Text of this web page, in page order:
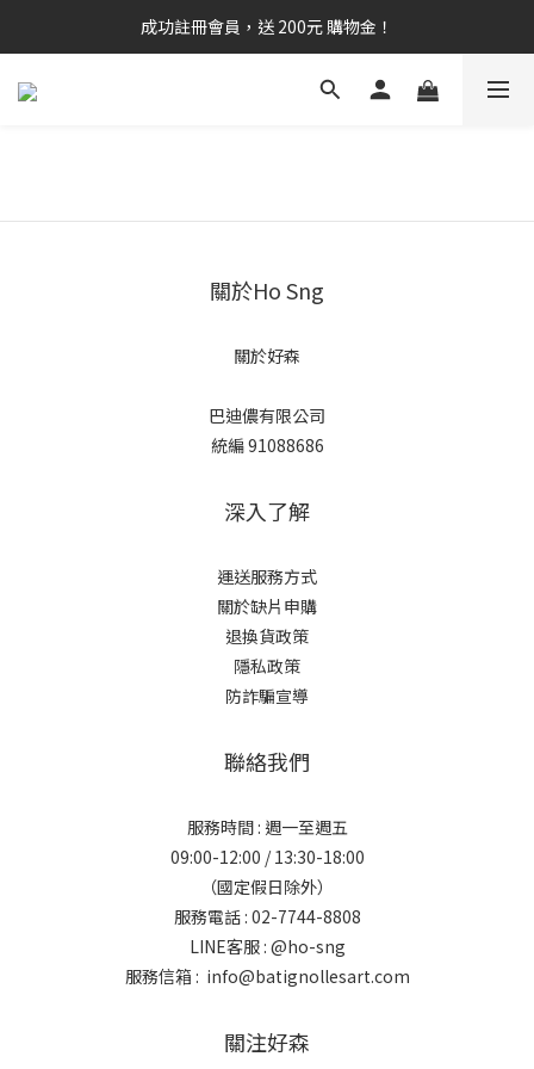
成功註冊會員，送 200元 購物金！
關於Ho Sng
關於好森
巴迪儂有限公司
統編 91088686
深入了解
運送服務方式
關於缺片申購
退換貨政策
隱私政策
防詐騙宣導
聯絡我們
服務時間 : 週一至週五
09:00-12:00 / 13:30-18:00
（國定假日除外）
服務電話 : 02-7744-8808
LINE客服 : @ho-sng
服務信箱 : info@batignollesart.com
關注好森